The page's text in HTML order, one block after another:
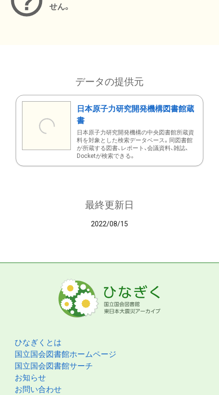
せん。
データの提供元
日本原子力研究開発機構図書館蔵
書
日本原子力研究開発機構の中央図書館所蔵資
料を対象とした検索データベース。同図書館
が所蔵する図書、レポート、会議資料、雑誌、
Docketが検索できる。
最終更新日
2022/08/15
ひなぎくとは
国立国会図書館ホームページ
国立国会図書館サーチ
お知らせ
お問い合わせ